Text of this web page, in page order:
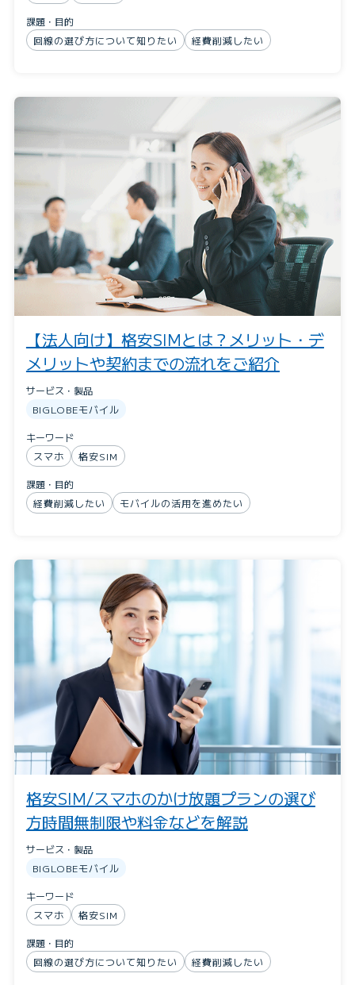
課題・目的
回線の選び方について知りたい
経費削減したい
【法人向け】格安SIMとは？メリット・デ
メリットや契約までの流れをご紹介
サービス・製品
BIGLOBEモバイル
キーワード
スマホ
格安SIM
課題・目的
経費削減したい
モバイルの活用を進めたい
格安SIM/スマホのかけ放題プランの選び
方時間無制限や料金などを解説
サービス・製品
BIGLOBEモバイル
キーワード
スマホ
格安SIM
課題・目的
回線の選び方について知りたい
経費削減したい